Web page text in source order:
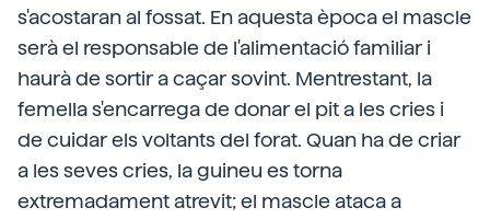
s'acostaran al fossat. En aquesta època el mascle
serà el responsable de l'alimentació familiar i
haurà de sortir a caçar sovint. Mentrestant, la
femella s'encarrega de donar el pit a les cries i
de cuidar els voltants del forat. Quan ha de criar
a les seves cries, la guineu es torna
extremadament atrevit; el mascle ataca a